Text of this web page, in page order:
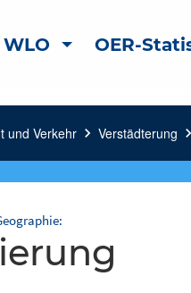
WLO OER-
und Verkehr chevron_right Verstädterung chevron_right